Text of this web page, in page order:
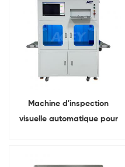
Machine d'inspection
visuelle automatique pour